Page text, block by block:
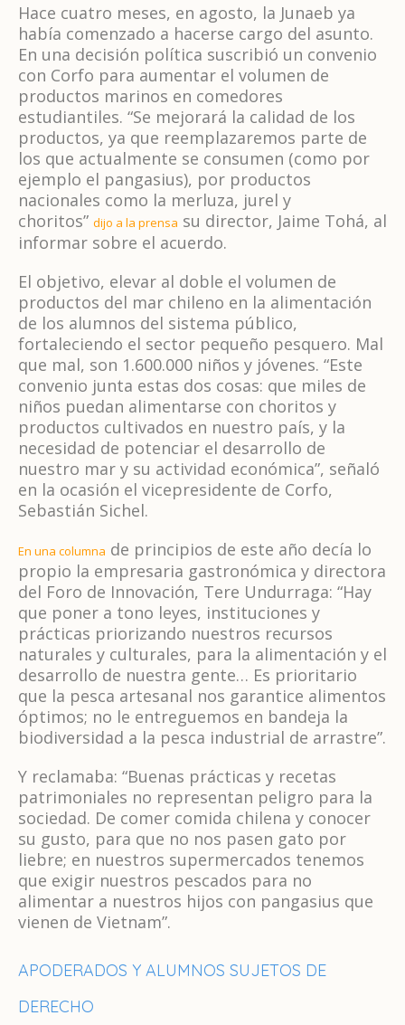
Hace cuatro meses, en agosto, la Junaeb ya
había comenzado a hacerse cargo del asunto.
En una decisión política suscribió un convenio
con Corfo para aumentar el volumen de
productos marinos en comedores
estudiantiles. “Se mejorará la calidad de los
productos, ya que reemplazaremos parte de
los que actualmente se consumen (como por
ejemplo el pangasius), por productos
nacionales como la merluza, jurel y
choritos” dijo a la prensa su director, Jaime Tohá, al
informar sobre el acuerdo.
El objetivo, elevar al doble el volumen de
productos del mar chileno en la alimentación
de los alumnos del sistema público,
fortaleciendo el sector pequeño pesquero. Mal
que mal, son 1.600.000 niños y jóvenes. “Este
convenio junta estas dos cosas: que miles de
niños puedan alimentarse con choritos y
productos cultivados en nuestro país, y la
necesidad de potenciar el desarrollo de
nuestro mar y su actividad económica”, señaló
en la ocasión el vicepresidente de Corfo,
Sebastián Sichel.
En una columna de principios de este año decía lo
propio la empresaria gastronómica y directora
del Foro de Innovación, Tere Undurraga: “Hay
que poner a tono leyes, instituciones y
prácticas priorizando nuestros recursos
naturales y culturales, para la alimentación y el
desarrollo de nuestra gente… Es prioritario
que la pesca artesanal nos garantice alimentos
óptimos; no le entreguemos en bandeja la
biodiversidad a la pesca industrial de arrastre”.
Y reclamaba: “Buenas prácticas y recetas
patrimoniales no representan peligro para la
sociedad. De comer comida chilena y conocer
su gusto, para que no nos pasen gato por
liebre; en nuestros supermercados tenemos
que exigir nuestros pescados para no
alimentar a nuestros hijos con pangasius que
vienen de Vietnam”.
APODERADOS Y ALUMNOS SUJETOS DE
DERECHO